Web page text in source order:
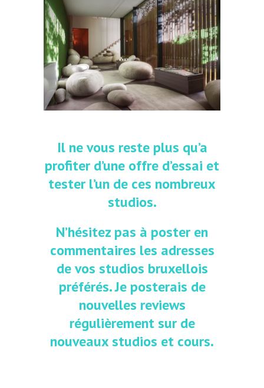
Il ne vous reste plus qu’a
profiter d’une offre d’essai et
tester l’un de ces nombreux
studios.
N’hésitez pas à poster en
commentaires les adresses
de vos studios bruxellois
préférés. Je posterais de
nouvelles reviews
régulièrement sur de
nouveaux studios et cours.